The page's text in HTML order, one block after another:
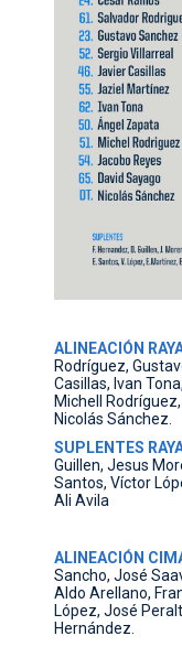
ALINEACIÓN
Rodríguez,
Casillas, Ivan
Michell
Nicolás Sánchez.
SUPLENTES
Guillen, Jesus
Santos, Víctor
Ali Avila
ALINEACIÓN
Sancho, José
Aldo Arellano,
López, José
Hernández.